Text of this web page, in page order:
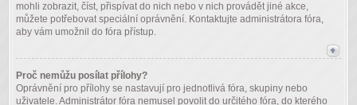
mohli zobrazit, číst, přispívat do nich nebo v nich provádět jiné akce,
můžete potřebovat speciální oprávnění. Kontaktujte administrátora fóra,
aby vám umožnil do fóra přístup.
Proč nemůžu posílat přílohy?
Oprávnění pro přílohy se nastavují pro jednotlivá fóra, skupiny nebo
uživatele. Administrátor fóra nemusel povolit do určitého fóra, do kterého